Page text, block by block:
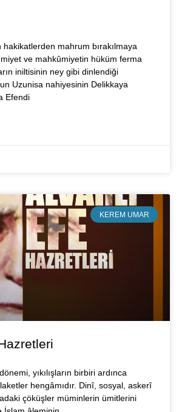
hakikatlerden mahrum bırakılmaya
ve mahkûmiyetin hüküm ferma
iniltisinin ney gibi dinlendiği
Uzunisa nahiyesinin Delikkaya
Efendi
KEREM UMAR
yıkılışların birbiri ardınca
hengâmıdır. Dinî, sosyal, askerî
çöküşler müminlerin ümitlerini